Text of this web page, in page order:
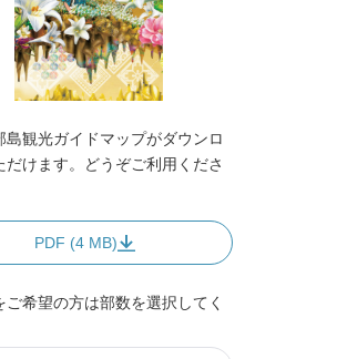
島観光ガイドマップがダウンロ
だけます。どうぞご利用くださ
PDF (4 MB)
希望の方は部数を選択してく